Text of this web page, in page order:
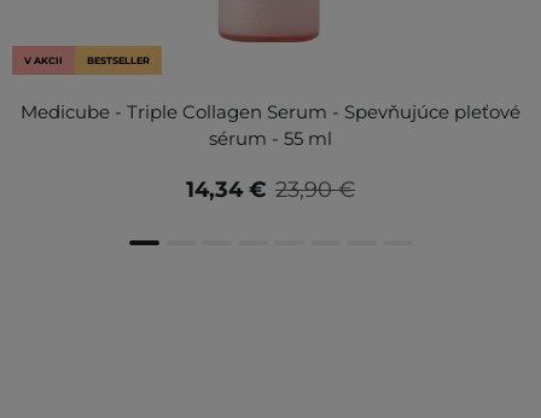
V AKCII BESTSELLER
Medicube - Triple Collagen Serum - Spevňujúce pleťové
sérum - 55 ml
23,90 €
14,34 €